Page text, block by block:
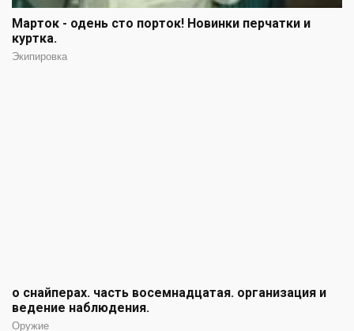
Марток - одень сто порток! Новинки перчатки и
куртка.
Экипировка
о снайперах. часть восемнадцатая. организация и
ведение наблюдения.
Оружие